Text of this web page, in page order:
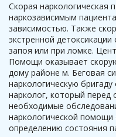
Скорая наркологическая
наркозависимым
зависимостью. Также
экстренной
запоя или при ломке.
Помощи оказывает
дому районе м. Беговая
наркологическую
нарколог, который
необходимые
наркологической
определению состояния